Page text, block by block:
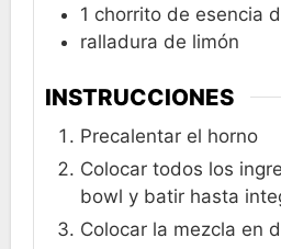
1 chorrito de esencia
ralladura de limón
INSTRUCCIONES
Precalentar el horno
Colocar todos los
bowl y batir hasta
Colocar la mezcla en